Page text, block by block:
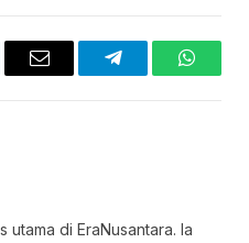
Email Telegram
utama di EraNusantara. Ia